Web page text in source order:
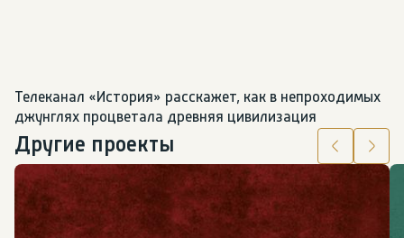
Телеканал «История» расскажет, как в непроходимых
джунглях процветала древняя цивилизация
Другие проекты